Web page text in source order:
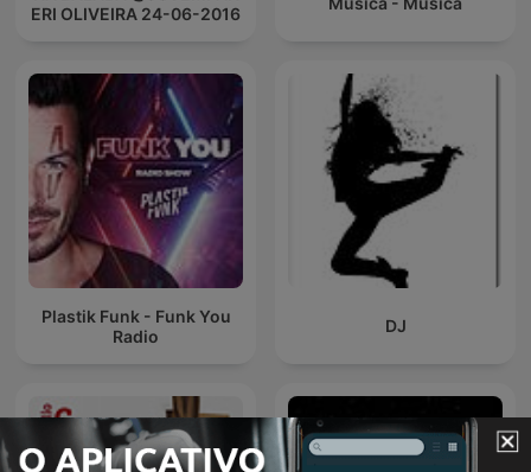
ERI OLIVEIRA 24-06-2016
Plastik Funk - Funk You
Radio
DJ